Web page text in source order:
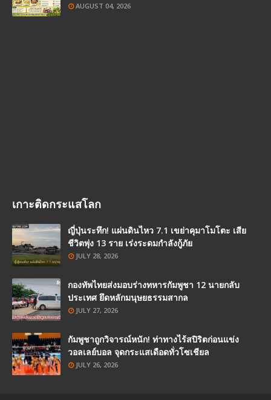
AUGUST 04, 2026
เกาะติดกระแสโลก
ญี่ปุ่นระทึก! แผ่นดินไหว 7.1 เขย่าคุมาโมโตะ เสีย
ชีวิตพุ่ง 13 ราย เร่งระดมกำลังกู้ภัย
JULY 28, 2026
กองทัพไทยส่งมอบร่างทหารกัมพูชา 12 นายกลับ
ประเทศ ยึดหลักมนุษยธรรมสากล
JULY 27, 2026
กัมพูชาถูกวิจารณ์หนัก! ท่าทางไร้สปิริตก่อนแข่ง
วอลเลย์บอล จุดกระแสเดือดทั่วโซเชียล
JULY 26, 2026